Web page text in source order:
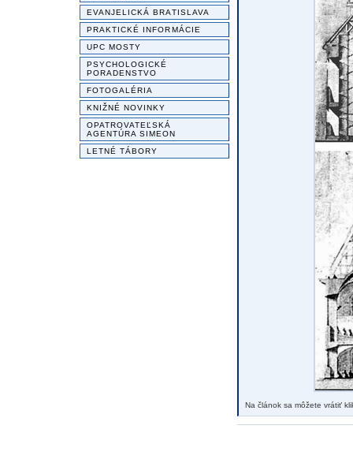
EVANJELICKÁ BRATISLAVA
PRAKTICKÉ INFORMÁCIE
UPC MOSTY
PSYCHOLOGICKÉ
PORADENSTVO
FOTOGALÉRIA
KNIŽNÉ NOVINKY
OPATROVATEĽSKÁ
AGENTÚRA SIMEON
LETNÉ TÁBORY
Na článok sa môžete vrátiť